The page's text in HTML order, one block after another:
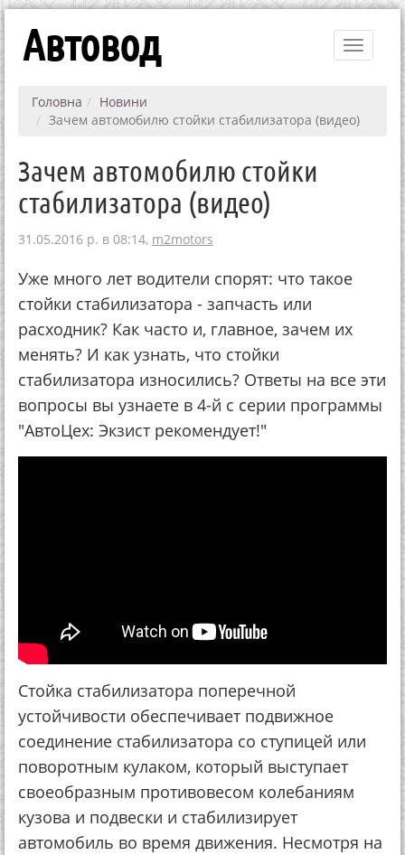
Toggle
Автовод
Головна
Новини
Зачем автомобилю стойки стабилизатора (видео)
Зачем автомобилю стойки
стабилизатора (видео)
31.05.2016 р. в 08:14, m2motors
Уже много лет водители спорят: что такое
стойки стабилизатора - запчасть или
расходник? Как часто и, главное, зачем их
менять? И как узнать, что стойки
стабилизатора износились? Ответы на все эти
вопросы вы узнаете в 4-й с серии программы
"АвтоЦех: Экзист рекомендует!"
Cтойка стабилизатора поперечной
устойчивости обеспечивает подвижное
соединение стабилизатора со ступицей или
поворотным кулаком, который выступает
своеобразным противовесом колебаниям
кузова и подвески и стабилизирует
автомобиль во время движения. Несмотря на